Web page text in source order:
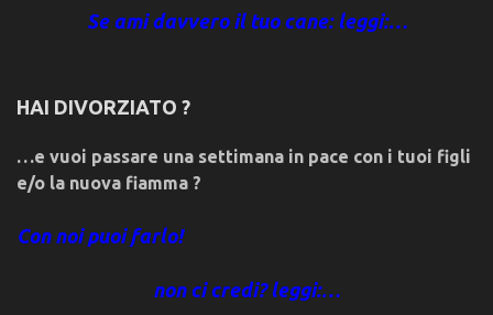
Se ami davvero il tuo cane: leggi:…
HAI DIVORZIATO ?
…e vuoi passare una settimana in pace con i tuoi figli
e/o la nuova fiamma ?
Con noi puoi farlo!
non ci credi? leggi:…